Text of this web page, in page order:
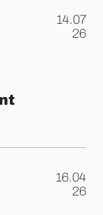
14.07
.
26
16.04
.
26